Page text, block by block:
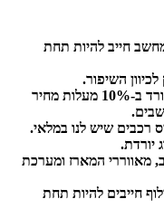
חייב להיות תחת
השיפור.
כל חודש המחיר של הרכיבים שלכם יורד ב-10% מעלות מחיר
רכבים שיש לנו במלאי.
יורדת.
מאווררי המארז ומערכת
חייבים להיות תחת